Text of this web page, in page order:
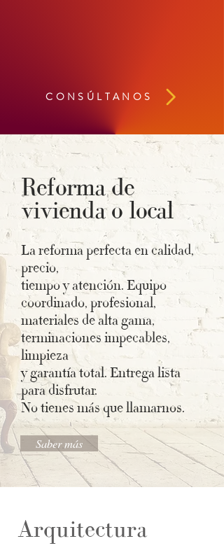
C O N S Ú L T A N O S
Reforma de
vivienda o local
La reforma perfecta en calidad,
precio,
tiempo y atención.Equipo
coordinado, profesional,
materiales de alta gama,
terminaciones impecables,
limpieza
y garantía total.Entrega lista
para disfrutar.
No tienes más que llamarnos.
Saber más
Arquitectura